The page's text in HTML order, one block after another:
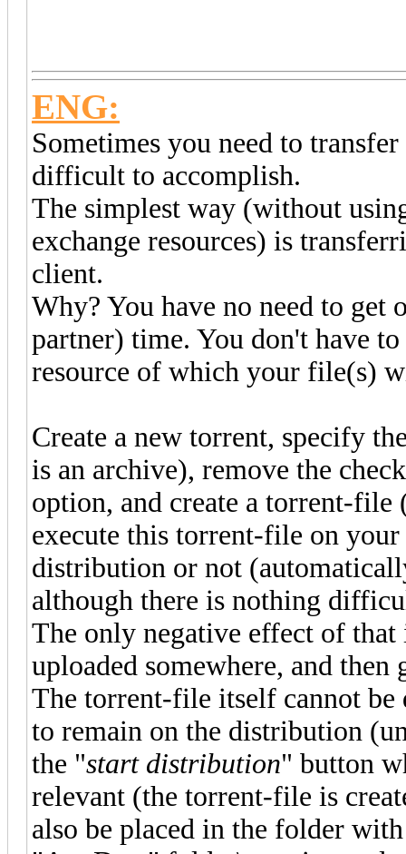
ENG:
Sometimes you need to
difficult to accomplish.
The simplest way (without
exchange resources) is
client.
Why? You have no need to get
partner) time. You don't have
resource of which your file(s)
Create a new torrent, specify
is an archive), remove the
option, and create a torrent-file
execute this torrent-file on
distribution or not
although there is nothing
The only negative effect of
uploaded somewhere, and
The torrent-file itself cannot
to remain on the distribution
the "start distribution" button
relevant (the torrent-file is
also be placed in the folder